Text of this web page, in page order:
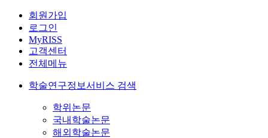
회원가입
로그인
MyRISS
고객센터
전체메뉴
학술연구정보서비스 검색
학위논문
국내학술논문
해외학술논문